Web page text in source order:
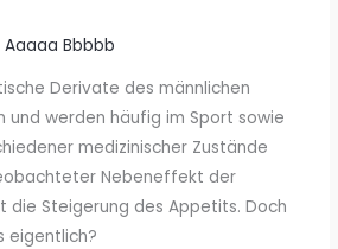
Aaaaa Bbbbb
Derivate des männlichen
und werden häufig im Sport sowie
medizinischer Zustände
Nebeneffekt der
die Steigerung des Appetits. Doch
eigentlich?